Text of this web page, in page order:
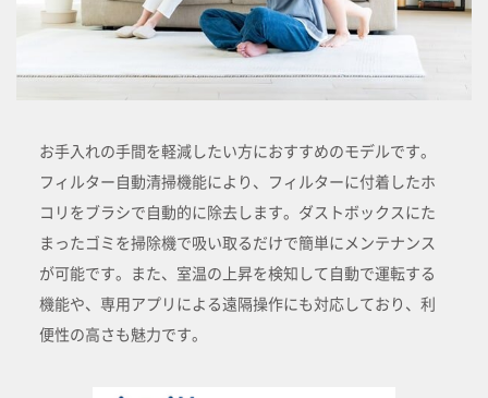
お手入れの手間を軽減したい方におすすめのモデルです。
フィルター自動清掃機能により、フィルターに付着したホ
コリをブラシで自動的に除去します。ダストボックスにた
まったゴミを掃除機で吸い取るだけで簡単にメンテナンス
が可能です。また、室温の上昇を検知して自動で運転する
機能や、専用アプリによる遠隔操作にも対応しており、利
便性の高さも魅力です。